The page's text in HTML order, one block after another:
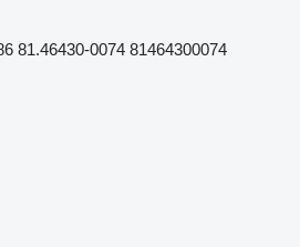
81.46430-0074 81464300074